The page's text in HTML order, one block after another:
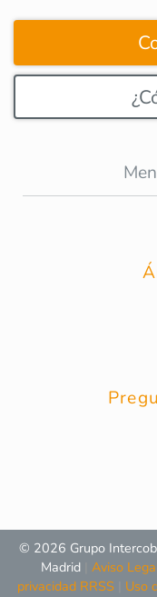
© 2026 Grupo
Madrid Aviso
privacidad RRSS
Uso